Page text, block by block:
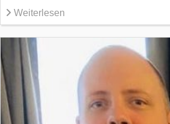
Weiterlesen